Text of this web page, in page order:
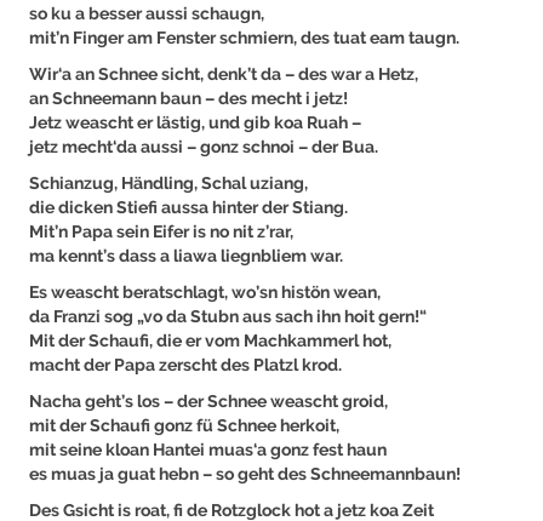
so ku a besser aussi schaugn,
mit’n Finger am Fenster schmiern, des tuat eam taugn.
Wir‘a an Schnee sicht, denk’t da – des war a Hetz,
an Schneemann baun – des mecht i jetz!
Jetz weascht er lästig, und gib koa Ruah –
jetz mecht‘da aussi – gonz schnoi – der Bua.
Schianzug, Händling, Schal uziang,
die dicken Stiefi aussa hinter der Stiang.
Mit’n Papa sein Eifer is no nit z’rar,
ma kennt’s dass a liawa liegnbliem war.
Es weascht beratschlagt, wo’sn histön wean,
da Franzi sog „vo da Stubn aus sach ihn hoit gern!“
Mit der Schaufi, die er vom Machkammerl hot,
macht der Papa zerscht des Platzl krod.
Nacha geht’s los – der Schnee weascht groid,
mit der Schaufi gonz fü Schnee herkoit,
mit seine kloan Hantei muas‘a gonz fest haun
es muas ja guat hebn – so geht des Schneemannbaun!
Des Gsicht is roat, fi de Rotzglock hot a jetz koa Zeit